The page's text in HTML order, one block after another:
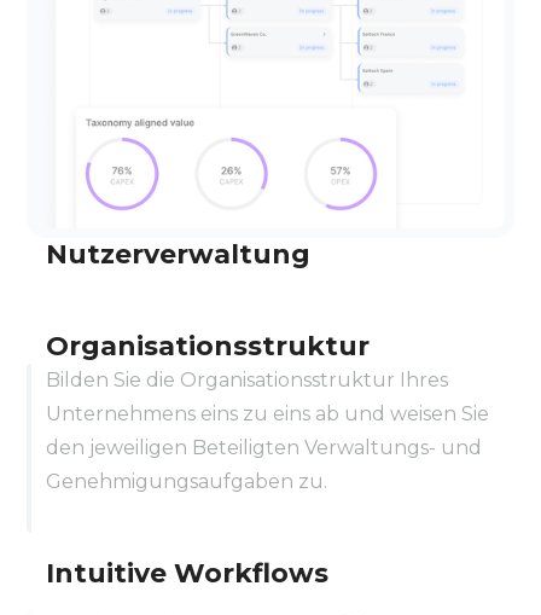
Nutzerverwaltung
hinzu und weisen Sie ihnen ganz einfach Rollen
und Verantwortlichkeiten zu.
Organisationsstruktur
Bilden Sie die Organisationsstruktur Ihres
Unternehmens eins zu eins ab und weisen Sie
den jeweiligen Beteiligten Verwaltungs- und
Genehmigungsaufgaben zu.
Intuitive Workflows
Profitieren Sie von unseren geführten
Anforderungen abgestimmt sind und Ihnen